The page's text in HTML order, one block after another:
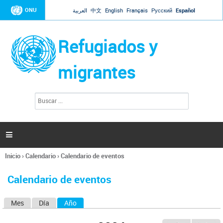
Jump to navigation
ONU العربية 中文 English Français Русский Español
Refugiados y
migrantes
l
s

Se
usted
Inicio›Calendario›Calendario de eventos
Calendario de eventos
Mes Día Año